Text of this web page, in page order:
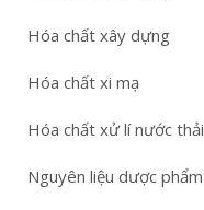
Hóa chất xây dựng
Hóa chất xi mạ
Hóa chất xử lí nước thải
Nguyên liệu dược phẩm